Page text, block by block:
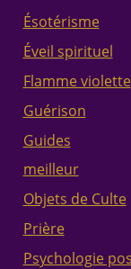
Ésotérisme
Éveil spirituel
Flamme violette
Guérison
Guides
meilleur
Objets de Culte
Prière
Psychologie